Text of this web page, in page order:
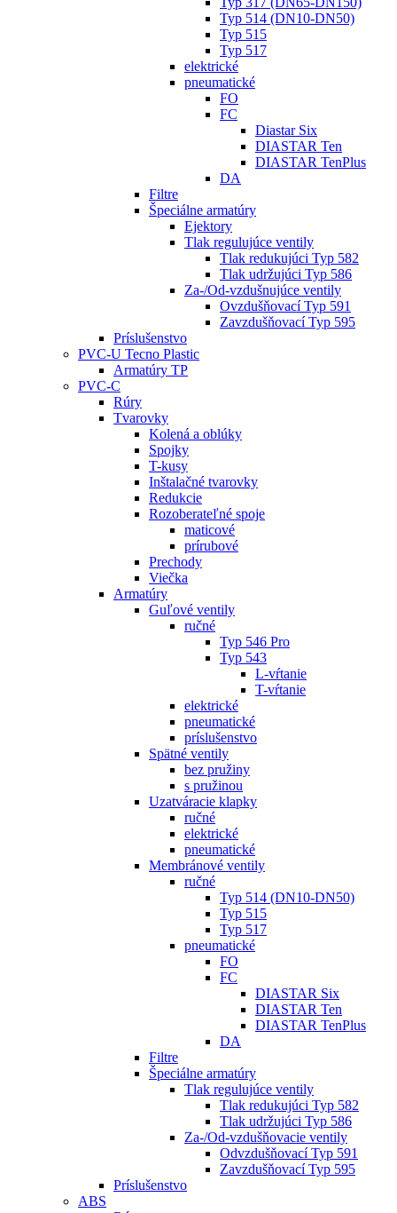
Typ 514 (DN10-DN50)
Typ 515
Typ 517
elektrické
pneumatické
FO
FC
Diastar Six
DIASTAR Ten
DIASTAR TenPlus
DA
Filtre
Špeciálne armatúry
Ejektory
Tlak regulujúce ventily
Tlak redukujúci Typ 582
Tlak udržujúci Typ 586
Za-/Od-vzdušnujúce ventily
Ovzdušňovací Typ 591
Zavzdušňovací Typ 595
Príslušenstvo
PVC-U Tecno Plastic
Armatúry TP
PVC-C
Rúry
Tvarovky
Kolená a oblúky
Spojky
T-kusy
Inštalačné tvarovky
Redukcie
Rozoberateľné spoje
maticové
prírubové
Prechody
Viečka
Armatúry
Guľové ventily
ručné
Typ 546 Pro
Typ 543
L-vŕtanie
T-vŕtanie
elektrické
pneumatické
príslušenstvo
Spätné ventily
bez pružiny
s pružinou
Uzatváracie klapky
ručné
elektrické
pneumatické
Membránové ventily
ručné
Typ 514 (DN10-DN50)
Typ 515
Typ 517
pneumatické
FO
FC
DIASTAR Six
DIASTAR Ten
DIASTAR TenPlus
DA
Filtre
Špeciálne armatúry
Tlak regulujúce ventily
Tlak redukujúci Typ 582
Tlak udržujúci Typ 586
Za-/Od-vzdušňovacie ventily
Odvzdušňovací Typ 591
Zavzdušňovací Typ 595
Príslušenstvo
ABS